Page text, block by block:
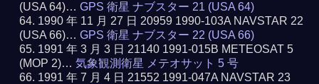
(USA 64)…GPS 衛星 ナブスター 21 (USA 64)
1990 年 11 月 27 日 20959 1990-103A NAVSTAR 22
(USA 66)…GPS 衛星 ナブスター 22 (USA 66)
1991 年 3 月 3 日 21140 1991-015B METEOSAT 5
(MOP 2)…気象観測衛星 メテオサット 5 号
1991 年 7 月 4 日 21552 1991-047A NAVSTAR 23